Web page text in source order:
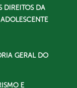
DIREITOS DA
GERAL DO
E